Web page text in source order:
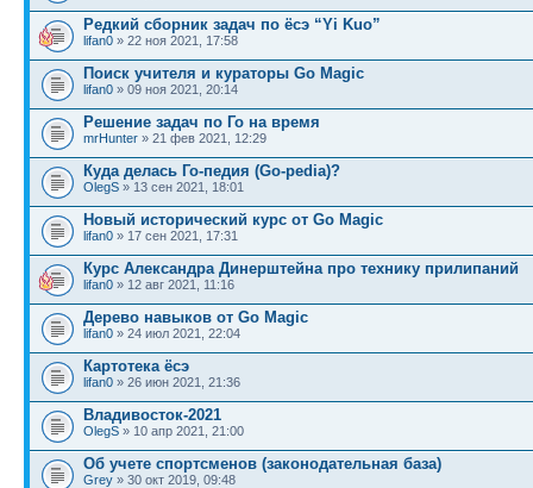
Редкий сборник задач по ёсэ “Yi Kuo”
lifan0 » 22 ноя 2021, 17:58
Поиск учителя и кураторы Go Magic
lifan0 » 09 ноя 2021, 20:14
Решение задач по Го на время
mrHunter » 21 фев 2021, 12:29
Куда делась Го-педия (Go-pedia)?
OlegS » 13 сен 2021, 18:01
Новый исторический курс от Go Magic
lifan0 » 17 сен 2021, 17:31
Курс Александра Динерштейна про технику прилипаний
lifan0 » 12 авг 2021, 11:16
Дерево навыков от Go Magic
lifan0 » 24 июл 2021, 22:04
Картотека ёсэ
lifan0 » 26 июн 2021, 21:36
Владивосток-2021
OlegS » 10 апр 2021, 21:00
Об учете спортсменов (законодательная база)
Grey » 30 окт 2019, 09:48